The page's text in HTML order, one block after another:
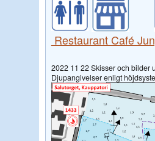
Restaurant Café
2022 11 22 Skisser och bilder
Djupangivelser enligt